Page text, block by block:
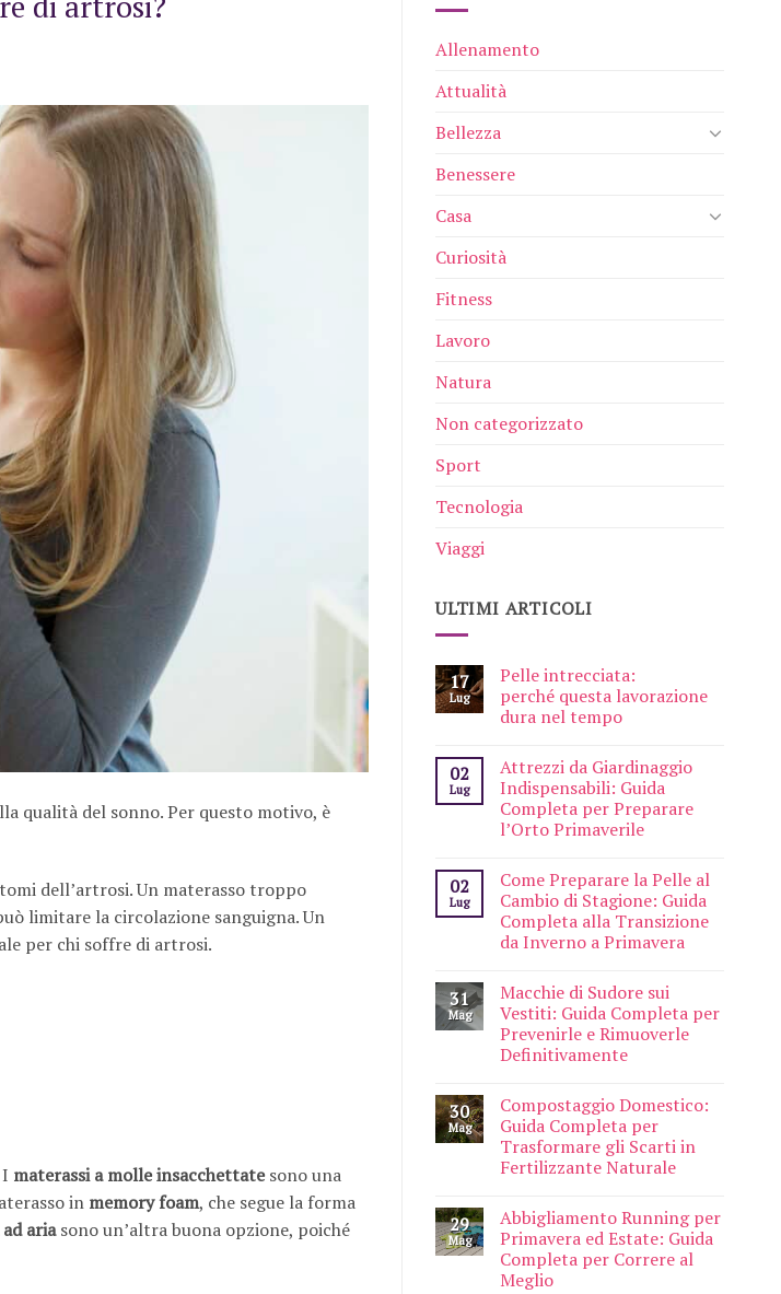
qualità del sonno. Per questo motivo, è
dell’artrosi. Un materasso troppo
limitare la circolazione sanguigna. Un
per chi soffre di artrosi.
materassi a molle insacchettatesono una
in memory foam, che segue la forma
ariasono un’altra buona opzione, poiché
Allenamento
Attualità
Bellezza
Benessere
Casa
Curiosità
Fitness
Lavoro
Natura
Non categorizzato
Sport
Tecnologia
Viaggi
ULTIMI ARTICOLI
17
Lug
Pelle intrecciata:
perché questa lavorazione
dura nel tempo
02
Lug
Attrezzi da Giardinaggio
Indispensabili: Guida
Completa per Preparare
l’Orto Primaverile
02
Lug
Come Preparare la Pelle al
Cambio di Stagione: Guida
Completa alla Transizione
da Inverno a Primavera
31
Mag
Macchie di Sudore sui
Vestiti: Guida Completa per
Prevenirle e Rimuoverle
Definitivamente
30
Mag
Compostaggio Domestico:
Guida Completa per
Trasformare gli Scarti in
Fertilizzante Naturale
29
Mag
Abbigliamento Running per
Primavera ed Estate: Guida
Completa per Correre al
Meglio